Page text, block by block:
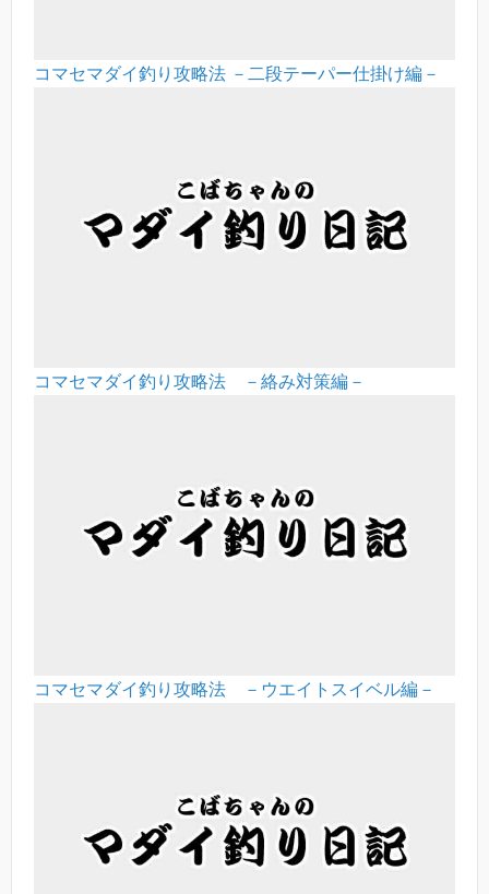
コマセマダイ釣り攻略法 －二段テーパー仕掛け編－
コマセマダイ釣り攻略法 －絡み対策編－
コマセマダイ釣り攻略法 －ウエイトスイベル編－